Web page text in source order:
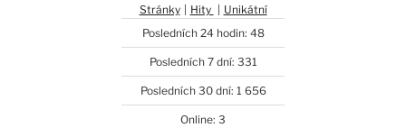
Stránky | Hity | Unikátní
Posledních 24 hodin: 48
Posledních 7 dní: 331
Posledních 30 dní: 1 656
Online: 3